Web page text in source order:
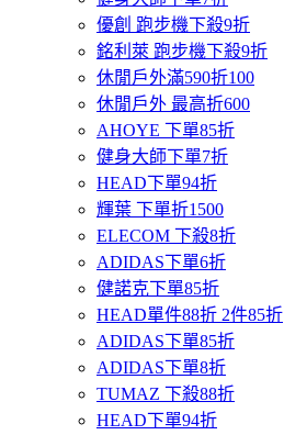
優創 跑步機下殺9折
銘利萊 跑步機下殺9折
休閒戶外滿590折100
休閒戶外 最高折600
AHOYE 下單85折
健身大師下單7折
HEAD下單94折
輝葉 下單折1500
ELECOM 下殺8折
ADIDAS下單6折
健諾克下單85折
HEAD單件88折 2件85折
ADIDAS下單85折
ADIDAS下單8折
TUMAZ 下殺88折
HEAD下單94折